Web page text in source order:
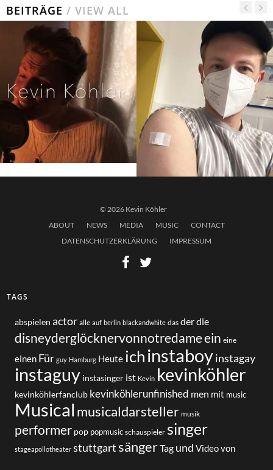
BEITRÄGE / VIEW ALL
Kevin Köhler –
„EASY“ (Live Acoustic
Version) Freitag 28.Mai
2021 …
24/05/2021
Geimpft! Geimpft!
#geimpft
#geimpftgegencorona
#impfung erledigt #
geimpft …
19/05/2021
© 2026 Kevin Köhler
ABOUT
NEWS MEDIA MUSIC
CONTACT
DATENSCHUTZERKLÄRUNG
IMPRESSUM
TAGS
abspielen actor alle auf berlin blackandwhite das derdie
disneyderglöcknervonnotredameein eine
einen Für guy Hamburg Heute ichinstaboy instagay
instaguy instasinger ist Kevin kevinköhler
kevinköhlerfanclub kevinköhlerunfinished men mit music
Musical musicaldarsteller musik
performer pop popmusic schauspieler singer
stageapollotheater stuttgartsängerTag und Video von